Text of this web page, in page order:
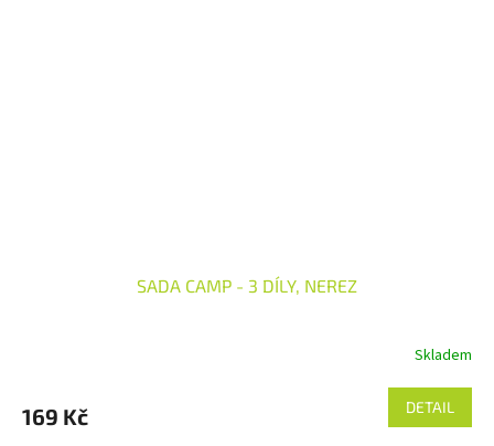
SADA CAMP - 3 DÍLY, NEREZ
Skladem
169 Kč DETAIL